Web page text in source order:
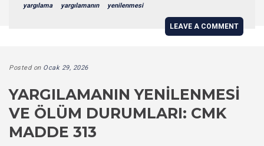
yargılama yargılamanın yenilenmesi
LEAVE A COMMENT
Posted on Ocak 29, 2026
YARGILAMANIN YENILENMESI
VE ÖLÜM DURUMLARI: CMK
MADDE 313